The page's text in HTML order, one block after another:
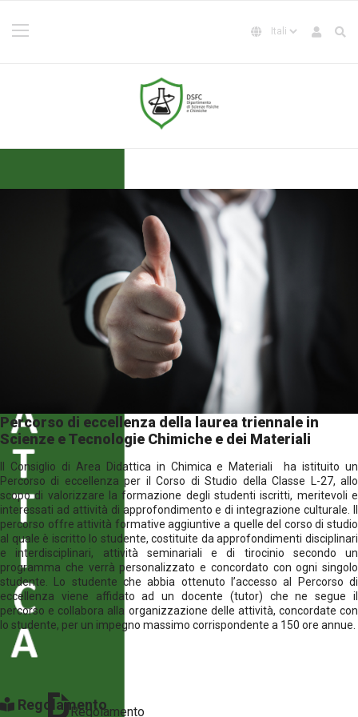
Percorso di eccellenza della laurea triennale in
Scienze e Tecnologie Chimiche e dei Materiali
Il Consiglio di Area Didattica in Chimica e Materiali ha istituito un
Percorso di eccellenza per il Corso di Studio della Classe L-27, allo
scopo di valorizzare la formazione degli studenti iscritti, meritevoli e
interessati ad attività di approfondimento e di integrazione culturale. Il
percorso offre attività formative aggiuntive a quelle del corso di studio
al quale è iscritto lo studente, costituite da approfondimenti disciplinari
e interdisciplinari, attività seminariali e di tirocinio secondo un
programma che verrà personalizzato e concordato con ogni singolo
studente. Lo studente che abbia ottenuto lʼaccesso al Percorso di
eccellenza viene affidato ad un docente (tutor) che ne segue il
percorso e collabora alla organizzazione delle attività, concordate con
lo studente, per un impegno massimo corrispondente a 150 ore annue.
RegolamentoRegolamento